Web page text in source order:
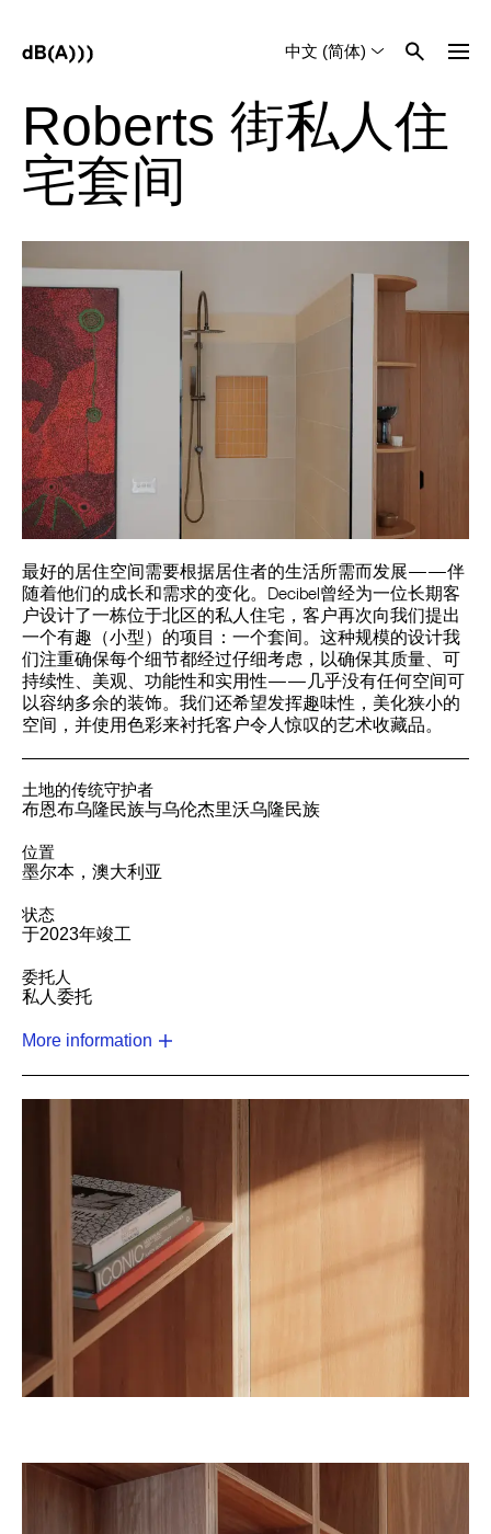
中文 (简体)
Roberts 街私人住
宅套间
最好的居住空间需要根据居住者的生活所需而发展——伴
随着他们的成长和需求的变化。Decibel曾经为一位长期客
户设计了一栋位于北区的私人住宅，客户再次向我们提出
一个有趣（小型）的项目：一个套间。这种规模的设计我
们注重确保每个细节都经过仔细考虑，以确保其质量、可
持续性、美观、功能性和实用性——几乎没有任何空间可
以容纳多余的装饰。我们还希望发挥趣味性，美化狭小的
空间，并使用色彩来衬托客户令人惊叹的艺术收藏品。
土地的传统守护者
布恩布乌隆民族与乌伦杰里沃乌隆民族
位置
墨尔本，澳大利亚
状态
于2023年竣工
委托人
私人委托
More information